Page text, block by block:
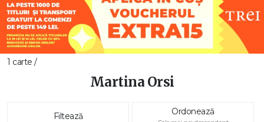
1 carte /
Martina Orsi
Filtează Ordonează